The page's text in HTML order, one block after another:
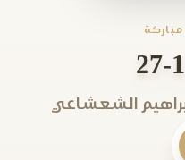
مباركة
الشعشاعي